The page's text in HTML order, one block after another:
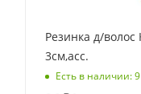
Резинка д/
3см,асс.
Есть в наличии: 9